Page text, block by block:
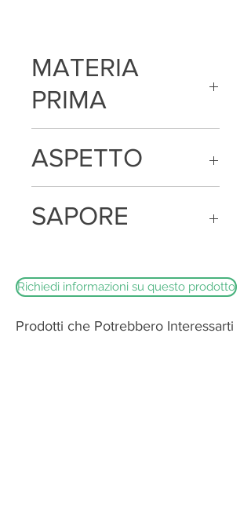
MATERIA
PRIMA
aromi naturali e vino bianco
ASPETTO
grasse bianche, budello non edibile
SAPORE
Richiedi informazioni su questo prodotto
Prodotti che Potrebbero Interessarti